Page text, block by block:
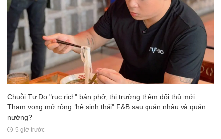
Chuỗi Tự Do "rục rịch" bán phở, thị trường thêm đối thủ mới:
Tham vọng mở rộng "hệ sinh thái" F&B sau quán nhậu và quán
nướng?
5 giờ trước